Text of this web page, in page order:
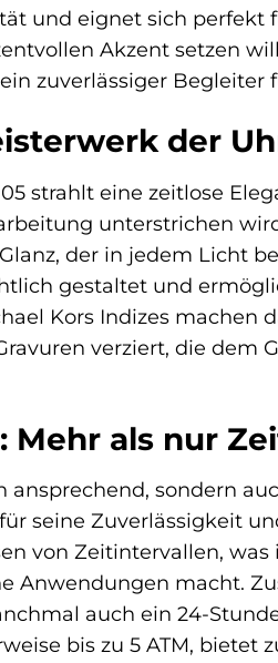
und eignet sich perfekt
Akzent setzen
zuverlässiger Begleiter
der
strahlt eine zeitlose
unterstrichen
der in jedem Licht
gestaltet und
Kors Indizes machen
verziert, die dem
als nur
ansprechend, sondern
seine Zuverlässigkeit
von Zeitintervallen,
Anwendungen macht.
auch ein 24-
bis zu 5 ATM, bietet